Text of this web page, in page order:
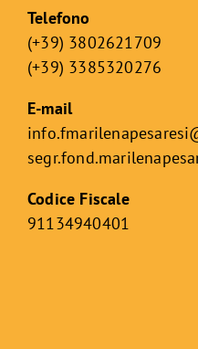
Telefono
(+39) 3802621709
(+39) 3385320276
E-mail
Codice Fiscale
91134940401